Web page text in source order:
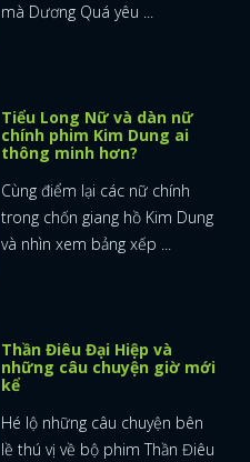
mà Dương Quá yêu ...
Tiểu Long Nữ và dàn nữ
chính phim Kim Dung ai
thông minh hơn?
Cùng điểm lại các nữ chính
trong chốn giang hồ Kim Dung
và nhìn xem bảng xếp ...
Thần Điêu Đại Hiệp và
những câu chuyện giờ mới
kể
Hé lộ những câu chuyện bên
lề thú vị về bộ phim Thần Điêu